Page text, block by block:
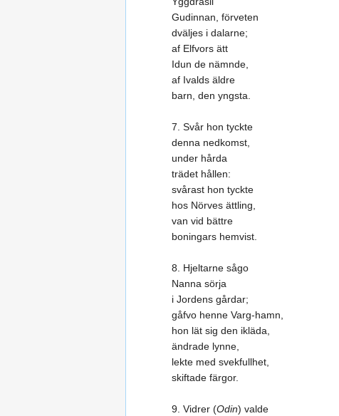
Gudinnan, förveten
dväljes i dalarne;
af Elfvors ätt
Idun de nämnde,
af Ivalds äldre
barn, den yngsta.
7. Svår hon tyckte
denna nedkomst,
under hårda
trädet hållen:
svårast hon tyckte
hos Nörves ättling,
van vid bättre
boningars hemvist.
8. Hjeltarne sågo
Nanna sörja
i Jordens gårdar;
gåfvo henne Varg-hamn,
hon lät sig den ikläda,
ändrade lynne,
lekte med svekfullhet,
skiftade färgor.
9. Vidrer (Odin) valde